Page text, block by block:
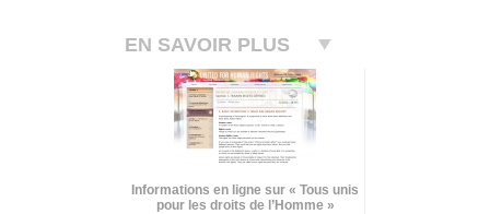
EN SAVOIR PLUS
Informations en ligne sur « Tous unis
pour les droits de l’Homme »